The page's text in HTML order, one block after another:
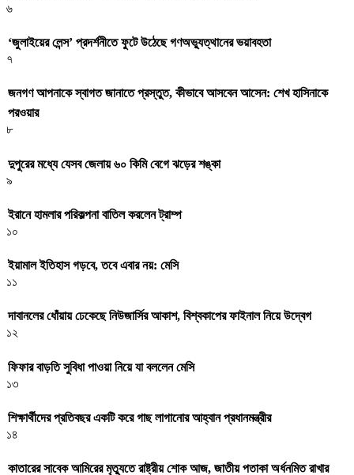
৬
‘জুলাইয়ের লেন্স’ প্রদর্শনীতে ফুটে উঠেছে গণঅভ্যুত্থানের ভয়াবহতা
৭
জনগণ আপনাকে স্বাগত জানাতে প্রস্তুত, কীভাবে আসবেন আসেন: শেখ হাসিনাকে
পরওয়ার
৮
দুপুরের মধ্যে যেসব জেলায় ৬০ কিমি বেগে ঝড়ের শঙ্কা
৯
ইরানে হামলার পরিকল্পনা বাতিল করলেন ট্রাম্প
১০
ইয়ামাল ইতিহাস গড়বে, তবে এবার নয়: মেসি
১১
দাবানলের ধোঁয়ায় ঢেকেছে নিউজার্সির আকাশ, বিশ্বকাপের ফাইনাল নিয়ে উদ্বেগ
১২
ফিফার বাড়তি সুবিধা পাওয়া নিয়ে যা বললেন মেসি
১৩
শিক্ষার্থীদের প্রতিবছর একটি করে গাছ লাগানোর আহ্বান প্রধানমন্ত্রীর
১৪
কাতারের সাবেক আমিরের মৃত্যুতে রাষ্ট্রীয় শোক আজ, জাতীয় পতাকা অর্ধনমিত রাখার